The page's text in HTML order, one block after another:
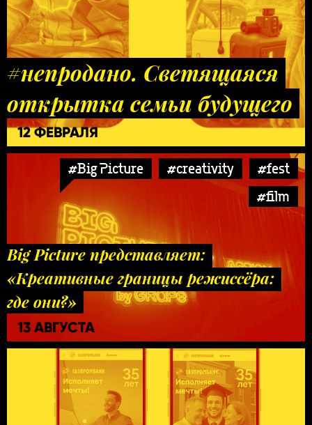
#непродано. Светящаяся
открытка семьи будущего
12 ФЕВРАЛЯ
#Big Picture #creativity
#fest
#film
Big Picture представляет:
«Креативные границы режиссёра:
где они?»
13 АВГУСТА